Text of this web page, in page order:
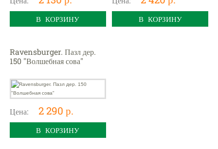
В КОРЗИНУ В КОРЗИНУ
Ravensburger. Пазл дер.
150 "Волшебная сова"
Цена: 2 290 р.
В КОРЗИНУ